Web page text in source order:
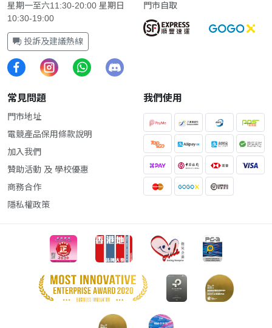
星期一至六11:30-20:00 星期日
10:30-19:00
投訴及建議熱線
門市自取
常見問題
門市地址
電競產品保用條款說明
加入我們
贊助活動 及 學校優惠
商務合作
隱私權政策
我們使用